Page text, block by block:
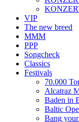
VIP
The new breed
MMM
PPP
Songcheck
Classics
Festivals
70.000
Alcatraz
Baden in
Baltic
Bang